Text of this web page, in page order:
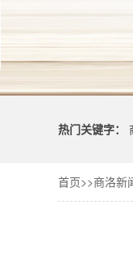
热门关键字：
首页>>商洛新